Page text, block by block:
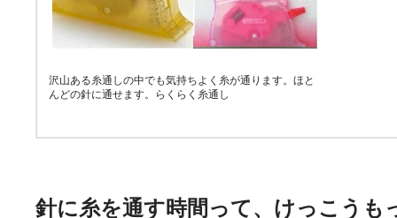
沢山ある糸通しの中でも気持ちよく糸が通ります。ほと
んどの針に通せます。らくらく糸通し
針に糸を通す時間って、けっこうも